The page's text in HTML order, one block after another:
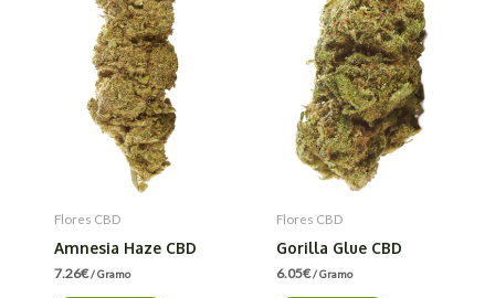
Flores CBD
Amnesia Haze CBD
7.26€/ Gramo
Flores CBD
Gorilla Glue CBD
6.05€/ Gramo